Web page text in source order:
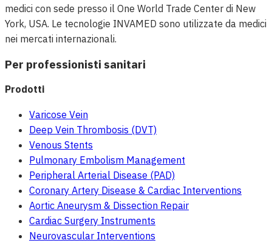
medici con sede presso il One World Trade Center di New
York, USA. Le tecnologie INVAMED sono utilizzate da medici
nei mercati internazionali.
Per professionisti sanitari
Prodotti
Varicose Vein
Deep Vein Thrombosis (DVT)
Venous Stents
Pulmonary Embolism Management
Peripheral Arterial Disease (PAD)
Coronary Artery Disease & Cardiac Interventions
Aortic Aneurysm & Dissection Repair
Cardiac Surgery Instruments
Neurovascular Interventions